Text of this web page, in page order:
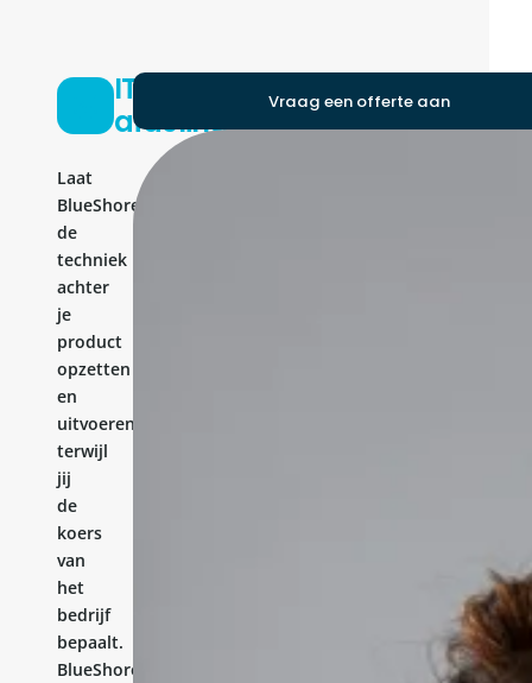
IT-
afdeling
Laat
BlueShores
de
techniek
achter
je
product
opzetten
en
uitvoeren,
terwijl
jij
de
koers
van
het
bedrijf
bepaalt.
BlueShores
Vraag een offerte aan